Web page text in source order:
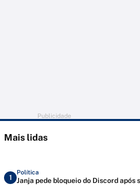
Publicidade
Mais lidas
1
Política
Janja pede bloqueio do Discord após